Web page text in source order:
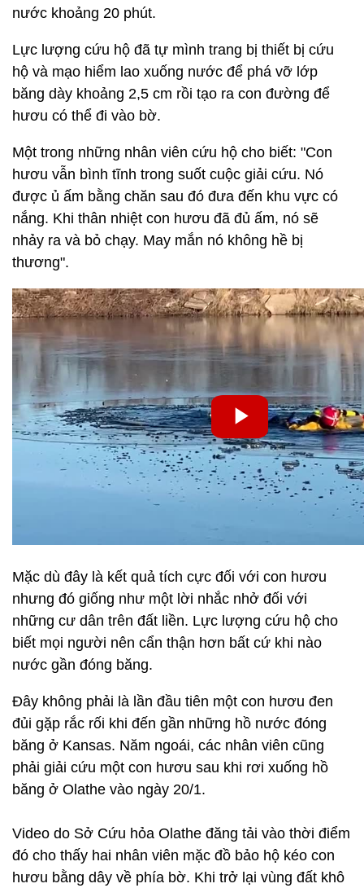
nước khoảng 20 phút.
Lực lượng cứu hộ đã tự mình trang bị thiết bị cứu
hộ và mạo hiểm lao xuống nước để phá vỡ lớp
băng dày khoảng 2,5 cm rồi tạo ra con đường để
hươu có thể đi vào bờ.
Một trong những nhân viên cứu hộ cho biết: "Con
hươu vẫn bình tĩnh trong suốt cuộc giải cứu. Nó
được ủ ấm bằng chăn sau đó đưa đến khu vực có
nắng. Khi thân nhiệt con hươu đã đủ ấm, nó sẽ
nhảy ra và bỏ chạy. May mắn nó không hề bị
thương".
Mặc dù đây là kết quả tích cực đối với con hươu
nhưng đó giống như một lời nhắc nhở đối với
những cư dân trên đất liền. Lực lượng cứu hộ cho
biết mọi người nên cẩn thận hơn bất cứ khi nào
nước gần đóng băng.
Đây không phải là lần đầu tiên một con hươu đen
đủi gặp rắc rối khi đến gần những hồ nước đóng
băng ở Kansas. Năm ngoái, các nhân viên cũng
phải giải cứu một con hươu sau khi rơi xuống hồ
băng ở Olathe vào ngày 20/1.
Video do Sở Cứu hỏa Olathe đăng tải vào thời điểm
đó cho thấy hai nhân viên mặc đồ bảo hộ kéo con
hươu bằng dây về phía bờ. Khi trở lại vùng đất khô